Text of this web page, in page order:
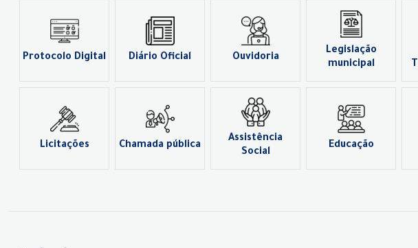
Protocolo Digital Diário Oficial Ouvidoria
Legislação
municipal
Licitações Chamada pública
Assistência
Social
Educação